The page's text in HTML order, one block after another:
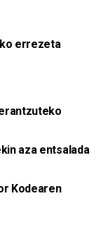
errezeta
aza entsalada
Kodearen